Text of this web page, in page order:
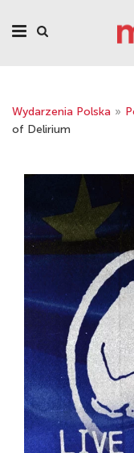
Wydarzenia Polska »
of Delirium